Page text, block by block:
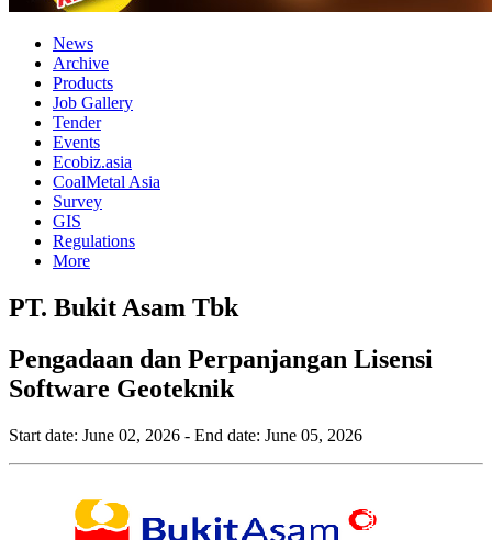
News
Archive
Products
Job Gallery
Tender
Events
Ecobiz.asia
CoalMetal Asia
Survey
GIS
Regulations
More
PT. Bukit Asam Tbk
Pengadaan dan Perpanjangan Lisensi
Software Geoteknik
Start date: June 02, 2026 - End date: June 05, 2026